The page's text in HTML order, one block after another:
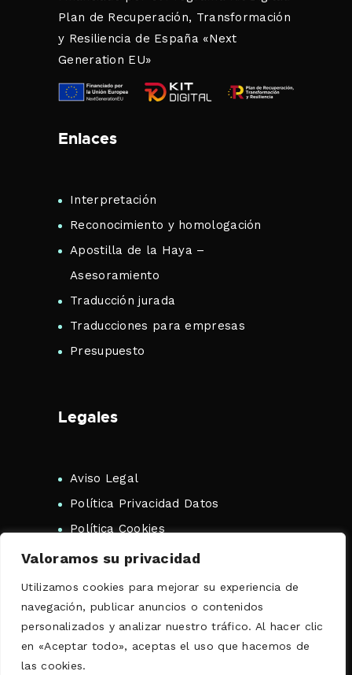
Valoramos su privacidad
Utilizamos cookies para mejorar su experiencia de
navegación, publicar anuncios o contenidos
personalizados y analizar nuestro tráfico. Al hacer clic
en «Aceptar todo», aceptas el uso que hacemos de
las cookies.
Plan de Recuperación, Transformación
y Resiliencia de España «Next
Generation EU»
Enlaces
Interpretación
Reconocimiento y homologación
Apostilla de la Haya –
Asesoramiento
Traducción jurada
Traducciones para empresas
Presupuesto
Legales
Aviso Legal
Política Privacidad Datos
Política Cookies
Copyright 2026 Traductor Jurado